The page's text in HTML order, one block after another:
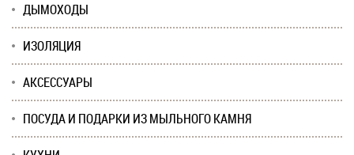
ДЫМОХОДЫ
ИЗОЛЯЦИЯ
АКСЕССУАРЫ
ПОСУДА И ПОДАРКИ ИЗ МЫЛЬНОГО КАМНЯ